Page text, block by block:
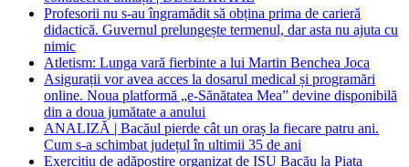
Profesorii nu s-au îngramădit să obțina prima de carieră
didactică. Guvernul prelungește termenul, dar asta nu ajuta cu
nimic
Atletism: Lunga vară fierbinte a lui Martin Benchea Joca
Asigurații vor avea acces la dosarul medical și programări
online. Noua platformă „e-Sănătatea Mea” devine disponibilă
din a doua jumătate a anului
ANALIZĂ | Bacăul pierde cât un oraș la fiecare patru ani.
Cum s-a schimbat județul în ultimii 35 de ani
Exercițiu de adăpostire organizat de ISU Bacău la Piața